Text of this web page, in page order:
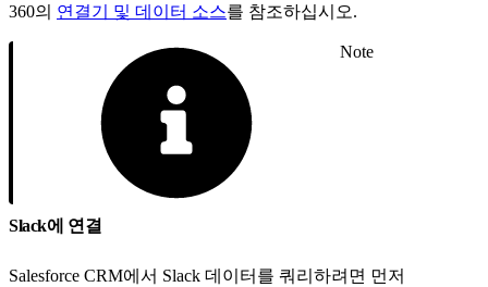
360의 연결기 및 데이터 소스를 참조하십시오.
Note
Slack에 연결
Salesforce CRM에서 Slack 데이터를 쿼리하려면 먼저